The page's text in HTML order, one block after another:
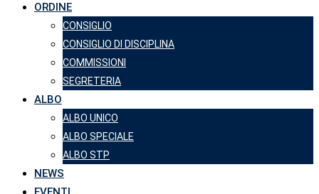
ORDINE
CONSIGLIO
CONSIGLIO DI DISCIPLINA
COMMISSIONI
SEGRETERIA
ALBO
ALBO UNICO
ALBO SPECIALE
ALBO STP
NEWS